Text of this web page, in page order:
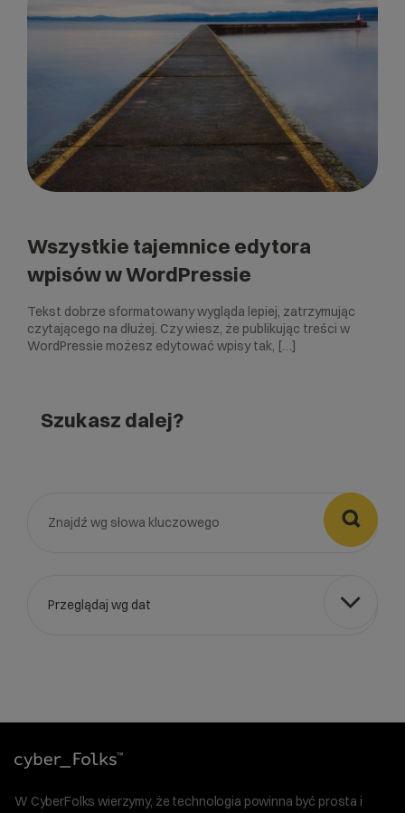
Wszystkie tajemnice edytora
wpisów w WordPressie
Tekst dobrze sformatowany wygląda lepiej, zatrzymując
czytającego na dłużej. Czy wiesz, że publikując treści w
WordPressie możesz edytować wpisy tak, […]
Szukasz dalej?

Przeglądaj wg dat
W CyberFolks wierzymy, że technologia powinna być prosta i